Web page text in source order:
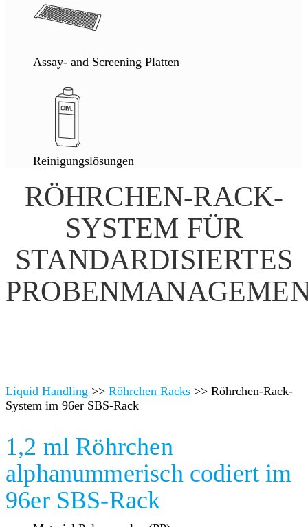
Assay- and Screening Platten
Reinigungslösungen
RÖHRCHEN-RACK-
SYSTEM FÜR
STANDARDISIERTES
Liquid Handling >> Röhrchen Racks >> Röhrchen-Rack-
System im 96er SBS-Rack
1,2 ml Röhrchen
alphanummerisch codiert im
96er SBS-Rack